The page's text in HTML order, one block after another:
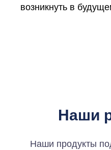
возникнуть в
Наши
Наши продукты